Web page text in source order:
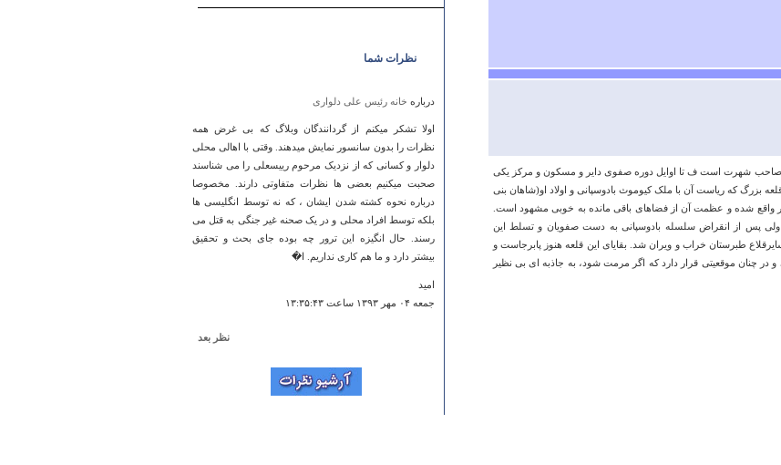
نظرات شما
درباره خانه رئیس علی دلواری
اولا تشکر میکنم از گردانندگان وبلاگ که بی غرض همه
نظرات را بدون سانسور نمایش میدهند. وقتی با اهالی محلی
دلوار و کسانی که از نزدیک مرحوم رییسعلی را می شناسند
صحبت میکنیم بعضی ها نظرات متفاوتی دارند. مخصوصا
درباره نحوه کشته شدن ایشان ، که نه توسط انگلیسی ها
بلکه توسط افراد محلی و در یک صحنه غیر جنگی به قتل می
رسند. حال انگیزه این ترور چه بوده جای بحث و تحقیق
بیشتر دارد و ما هم کاری نداریم. ا�
امید
جمعه ۰۴ مهر ۱۳۹۳ ساعت ۱۳:۳۵:۴۳
زیباست ولی حتما تا رودخانه دوم را با وسیله نقلیه
نظر بعد
ها صاحب شهرت است ف تا اوایل دوره صفوی دایر و مسکون و مرکز یکی
بزرگ که ریاست آن با ملک کیوموث بادوسپانی و اولاد او(شاهان بنی
واقع شده و عظمت آن از فضاهای باقی مانده به خوبی مشهود است.
ولی پس از انقراض سلسله بادوسپانی به دست صفویان و تسلط این
طبرستان خراب و ویران شد. ‏بقایای این قلعه هنوز پابرجاست و
چنان موقعیتی قرار دارد که اگر مرمت شود، به جاذبه ای بی نظیر